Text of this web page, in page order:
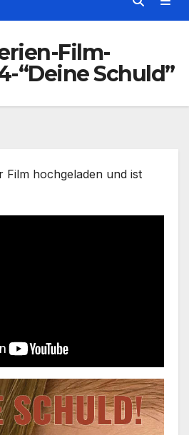
Film-
“Deine Schuld”
Film hoch­ge­la­den und ist